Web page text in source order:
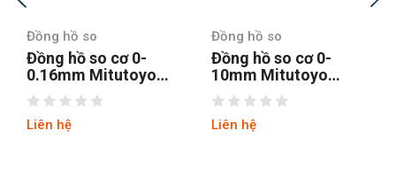
Đồng hồ so
Đồng hồ so cơ 0-
10mm Mitutoyo
2046S-60
Liên hệ
Đồng hồ so
Đồng hồ so cơ 0-1mm
Mitutoyo 2109SB-10
Liên hệ